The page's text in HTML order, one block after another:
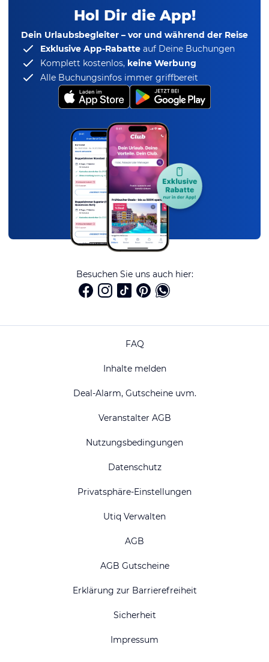
Hol Dir die App!
Dein Urlaubsbegleiter – vor und während der Reise
Exklusive App-Rabatte auf Deine Buchungen
Komplett kostenlos, keine Werbung
Alle Buchungsinfos immer griffbereit
Besuchen Sie uns auch hier:
FAQ
Inhalte melden
Deal-Alarm, Gutscheine uvm.
Veranstalter AGB
Nutzungsbedingungen
Datenschutz
Privatsphäre-Einstellungen
Utiq Verwalten
AGB
AGB Gutscheine
Erklärung zur Barrierefreiheit
Sicherheit
Impressum